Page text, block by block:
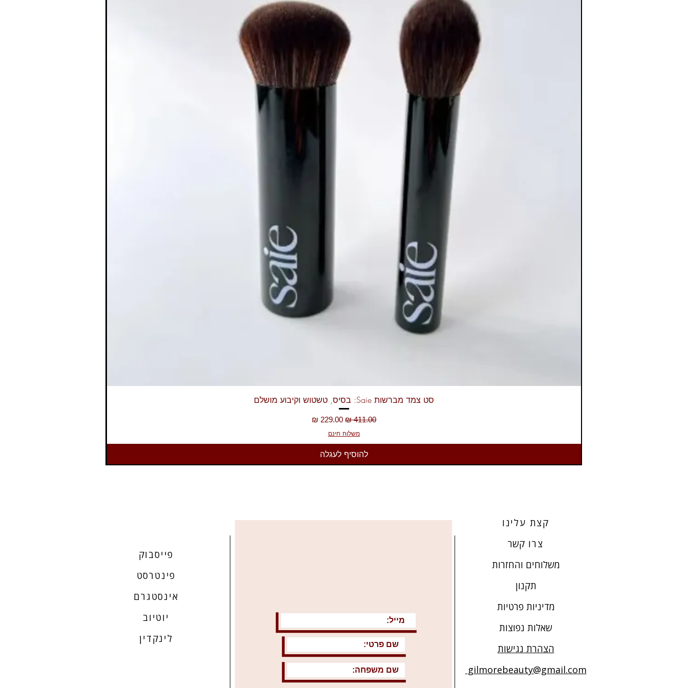
תצוגה מהירה סט צמד מברשות Saie: בסיס, טשטוש וקיבוע מושלם
מחיר רגיל מחיר מבצע
משלוח חינם
להוסיף לעגלה
פייסבוק
פינטרסט
אינסטגרם
יוטיוב
לינקדין
קצת עלינו
צרו קשר
משלוחים והחזרות
תקנון
מדיניות פרטיות
שאלות נפוצות
הצהרת נגישות
gilmorebeauty@gmail.com